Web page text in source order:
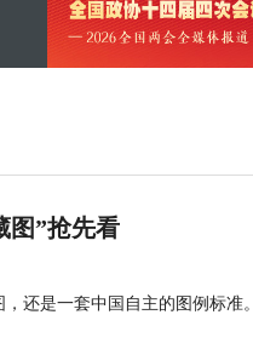
图”抢先看
还是一套中国自主的图例标准。